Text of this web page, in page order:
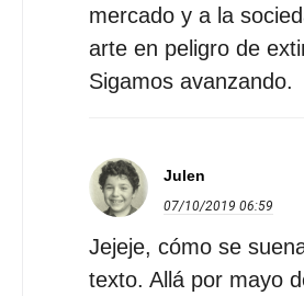
mercado y a la
arte en peligro de
Sigamos avanzando.
Julen
07/10/2019 06:59
Jejeje, cómo se
texto. Allá por mayo